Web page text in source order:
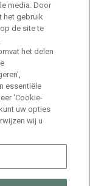
media. Door
het gebruik
de site te
het delen
essentiële
'Cookie-
uw opties
wij u